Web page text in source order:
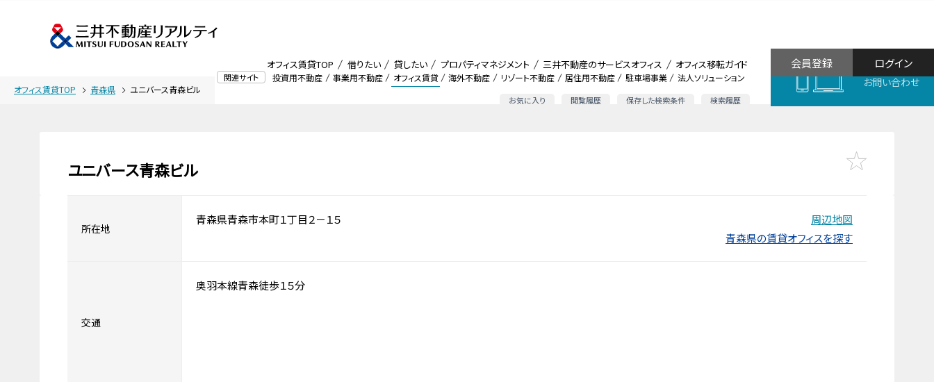
関連サイト 投資用不動産 事業用不動産 オフィス賃貸 海外不動産 リゾート不動産 居住用不動産 駐車場事業 法人ソリューション
お気に入り 閲覧履歴 保存した検索条件 検索履歴
オフィス賃貸TOP 借りたい 貸したい プロパティマネジメント 三井不動産のサービスオフィス オフィス移転ガイド
お問い合わせ
ログイン
会員登録
オフィス賃貸TOP 青森県 ユニバース青森ビル
ユニバース青森ビル
所在地
青森県青森市本町１丁目２－１５
周辺地図
青森県の賃貸オフィスを探す
交通
奥羽本線青森徒歩１５分